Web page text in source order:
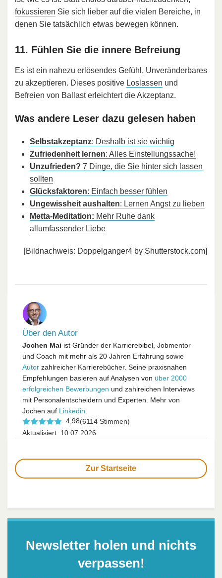
fokussieren Sie sich lieber auf die vielen Bereiche, in
denen Sie tatsächlich etwas bewegen können.
11. Fühlen Sie die innere Befreiung
Es ist ein nahezu erlösendes Gefühl, Unveränderbares
zu akzeptieren. Dieses positive Loslassen und
Befreien von Ballast erleichtert die Akzeptanz.
Was andere Leser dazu gelesen haben
Selbstakzeptanz: Deshalb ist sie wichtig
Zufriedenheit lernen: Alles Einstellungssache!
Unzufrieden? 7 Dinge, die Sie hinter sich lassen
sollten
Glücksfaktoren: Einfach besser fühlen
Ungewissheit aushalten: Lernen Angst zu lieben
Metta-Meditation: Mehr Ruhe dank
allumfassender Liebe
[Bildnachweis: Doppelganger4 by Shutterstock.com]
Über den Autor
Jochen Mai ist Gründer der Karrierebibel, Jobmentor
und Coach mit mehr als 20 Jahren Erfahrung sowie
Autor zahlreicher Karrierebücher. Seine praxisnahen
Empfehlungen basieren auf Analysen von über 2000
erfolgreichen Bewerbungen und zahlreichen Interviews
mit Personalentscheidern und Experten. Mehr von
Jochen auf Linkedin
4,98(6114 Stimmen)
Aktualisiert: 10.07.2026
Zur Startseite
Newsletter holen und nichts
verpassen!